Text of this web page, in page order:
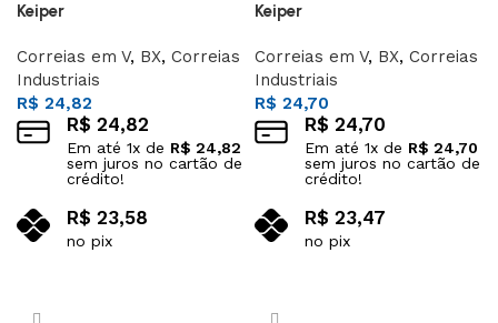
Keiper
Correias em V, BX, Correias
Industriais
R$ 24,82
R$ 24,82
Em até 1x de R$ 24,82
sem juros no cartão de
crédito!
R$ 23,58
no pix
Keiper
Correias em V, BX, Correias
Industriais
R$ 24,70
R$ 24,70
Em até 1x de R$ 24,70
sem juros no cartão de
crédito!
R$ 23,47
no pix